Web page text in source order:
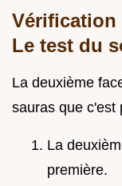
Vérification
Le test du
La deuxième
sauras que c'est
La
première.